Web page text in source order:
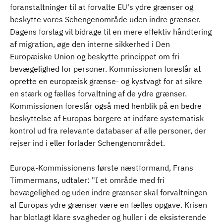
foranstaltninger til at forvalte EU's ydre grænser og
beskytte vores Schengenområde uden indre grænser.
Dagens forslag vil bidrage til en mere effektiv håndtering
af migration, øge den interne sikkerhed i Den
Europæiske Union og beskytte princippet om fri
bevægelighed for personer. Kommissionen foreslår at
oprette en europæisk grænse- og kystvagt for at sikre
en stærk og fælles forvaltning af de ydre grænser.
Kommissionen foreslår også med henblik på en bedre
beskyttelse af Europas borgere at indføre systematisk
kontrol ud fra relevante databaser af alle personer, der
rejser ind i eller forlader Schengenområdet.
Europa-Kommissionens første næstformand, Frans
Timmermans, udtaler: "I et område med fri
bevægelighed og uden indre grænser skal forvaltningen
af Europas ydre grænser være en fælles opgave. Krisen
har blotlagt klare svagheder og huller i de eksisterende